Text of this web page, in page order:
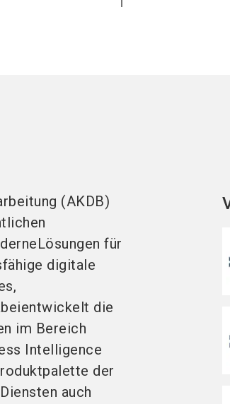
(AKDB)
für
digitale
die
im Bereich
Intelligence
der
auch